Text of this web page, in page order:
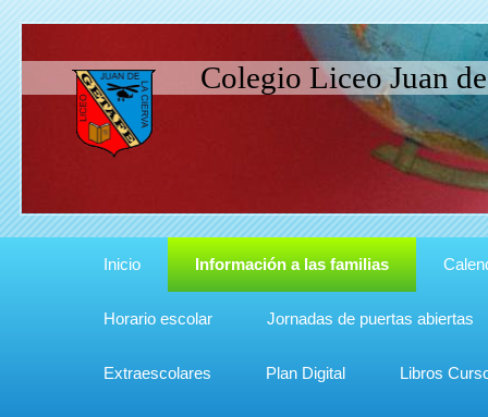
Colegio Liceo Juan
Inicio Información a las familias
Horario escolar Jornadas de puertas abiertas
Extraescolares Plan Digital Libros